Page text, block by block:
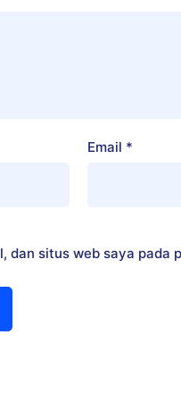
Email *
dan situs web saya